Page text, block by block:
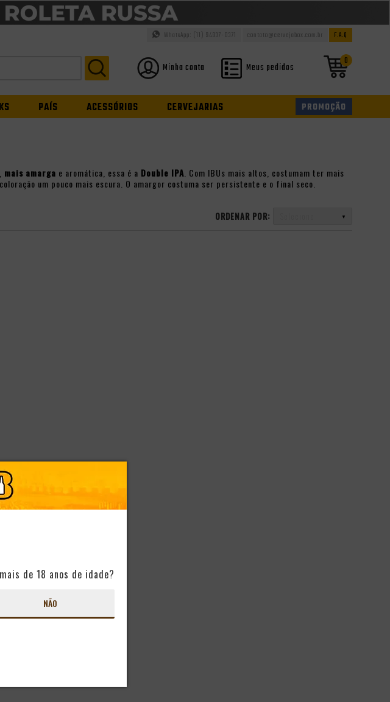
F.A.Q
contato@cervejabox.com.br
WhatsApp: (11) 94937-0371
0
Minha conta Meus pedidos
PAÍS ACESSÓRIOS CERVEJARIAS PROMOÇÃO
mais amarga e aromática, essa é a Double IPA . Com IBUs mais altos, costumam ter mais
um pouco mais escura. O amargor costuma ser persistente e o final seco.
ORDENAR POR:
de 18 anos de idade?
NÃO